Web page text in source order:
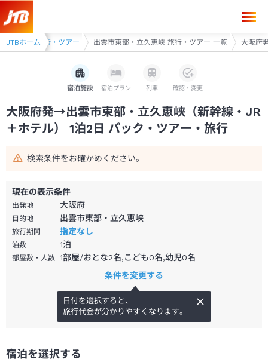
JTBホーム
出雲 旅行・ツアー 出雲市東部・立久恵峡 旅行・ツアー 一覧 大阪府
宿泊施設 宿泊プラン 列車 確認・変更
大阪府発→出雲市東部・立久恵峡（新幹線・JR
＋ホテル） 1泊2日 パック・ツアー・旅行
検索条件をお確かめください。
現在の表示条件
出発地 大阪府
目的地 出雲市東部・立久恵峡
旅行期間 指定なし
泊数 1泊
部屋数・人数 1部屋/おとな2名,こども0名,幼児0名
条件を変更する
日付を選択すると、
旅行代金が分かりやすくなります。
宿泊を選択する